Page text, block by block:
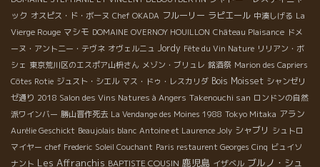
ック オスピス・ド・ボーヌ Chef OKADA フルーリー ラピエール 中湊しげる La
Vierge Rouge マシモ DOMAINE OVERNOY HOUILLON Château Plaisance ドメ
ーヌ・アント二ー・テヴネ オヴェルニュ Jordy Fête du Vin Nature リリアン・ボ
シェ 東京荒川区のエスポア山枡さん メゾン・ブリュレ 銘酒祭 Marion des Capriers
Côtes Rotie ジュスト・シエル マス・ドゥ・レスカリダ Bois Moisset シャンゼリ
ゼ通り 2018 Salon des Vins Natures à Angers Takenouchi san ロンドンの自然
派ワインバー 勝山晋作死去 La Vendange des Moines 1988 Tokyo Mitaka アラン
Aurélie Geschickt Beaujolais blanc Antoine et Laurence Joly シャブリ シュトロ
マイヤー chef Frederic Soleil Couchant Paris restaurent Georges Cinq ビュイソ
ナント Les Affranchis BAPTISTE COUSIN 鹿児島 イザベル ブルノ・シュ